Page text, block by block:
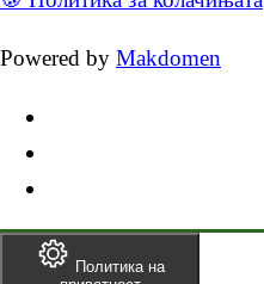
Powered by Makdomen
Политика на